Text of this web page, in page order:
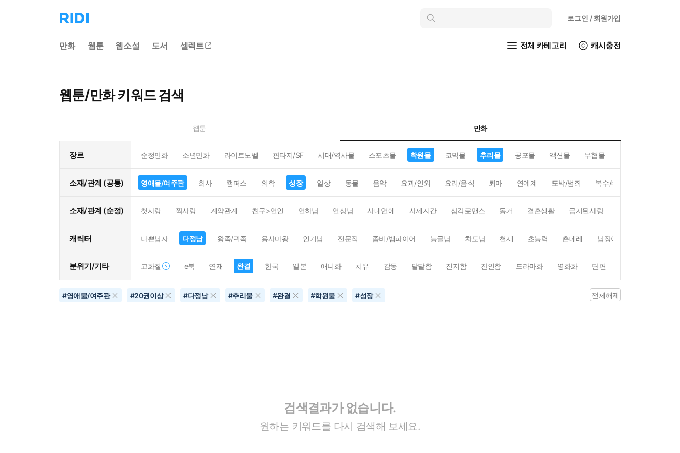
리
디
으
인
로그인 / 회원가입
만화 웹툰 웹소설 도서 셀렉트 전체 카테고리 캐시충전
웹툰/만화 키워드 검색
웹툰 만화
장르 순정만화 소년만화 라이트노벨 판타지/SF 시대/역사물 스포츠물 학원물 코믹물 추리물 공포물 액션물 무협물
소재/관계 (공통) 영애물/여주판 회사 캠퍼스 의학 성장 일상 동물 음악 요괴/인외 요리/음식 퇴마 연예계 도박/범죄 복수/배신
소재/관계 (순정) 첫사랑 짝사랑 계약관계 친구>연인 연하남 연상남 사내연애 사제지간 삼각로맨스 동거 결혼생활 금지된사랑
캐릭터 나쁜남자 다정남 왕족/귀족 용사마왕 인기남 전문직 좀비/뱀파이어 능글남 차도남 천재 초능력 츤데레 남장여자
분위기/기타 고화질 e북 연재 완결 한국 일본 애니화 치유 감동 달달함 진지함 잔인함 드라마화 영화화 단편
#영애물/여주판 #20권이상 #다정남 #추리물 #완결 #학원물 #성장 전체해제
검색결과가 없습니다.
원하는 키워드를 다시 검색해 보세요.